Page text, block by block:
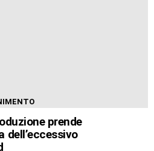
prende
dell’eccessivo